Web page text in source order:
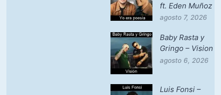
ft. Eden Muñoz
agosto 7, 2026
Baby Rasta y
Gringo – Vision
agosto 6, 2026
Luis Fonsi –